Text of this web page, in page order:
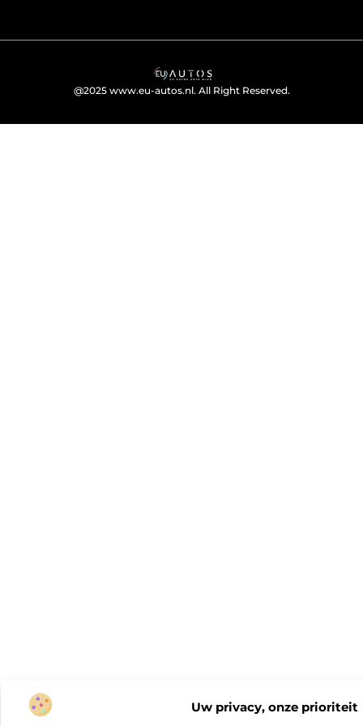
Uw privacy, onze prioriteit
@2025 www.eu-autos.nl. All Right Reserved.